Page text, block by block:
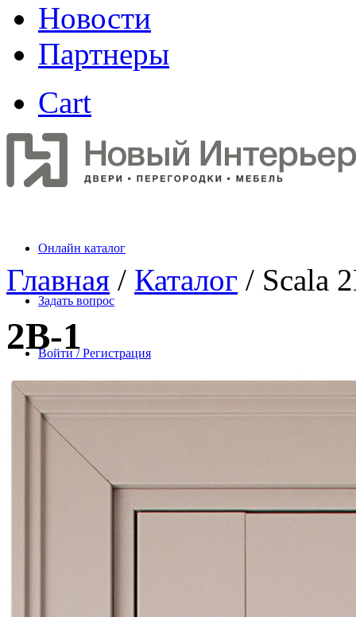
Новости
Партнеры
Cart
Онлайн каталог
Задать вопрос
Войти / Регистрация
Главная / Каталог / Scala
2B-1